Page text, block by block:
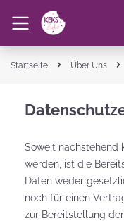
Startseite Über Uns
Soweit nachstehend
werden, ist die
Daten weder
noch für einen
zur Bereitstellung